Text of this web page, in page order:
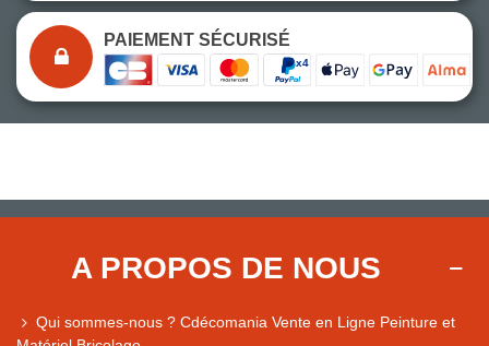
PAIEMENT SÉCURISÉ
A PROPOS DE NOUS
Qui sommes-nous ? Cdécomania Vente en Ligne Peinture et